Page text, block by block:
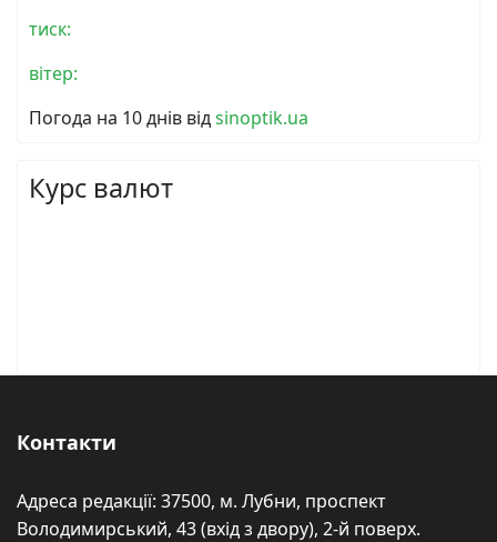
тиск:
вітер:
Погода на 10 днів відsinoptik.ua
Курс валют
Контакти
Адреса редакції: 37500, м. Лубни, проспект
Володимирський, 43 (вхід з двору), 2-й поверх.